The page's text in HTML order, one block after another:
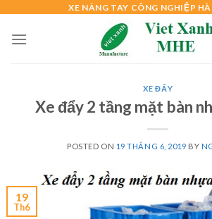
content
XE NÂNG TAY CÔNG NGHIỆP
XE ĐẨY
Xe đẩy 2 tầng mặt bàn
POSTED ON 19 THÁNG 6, 2019 BY
19
Th6